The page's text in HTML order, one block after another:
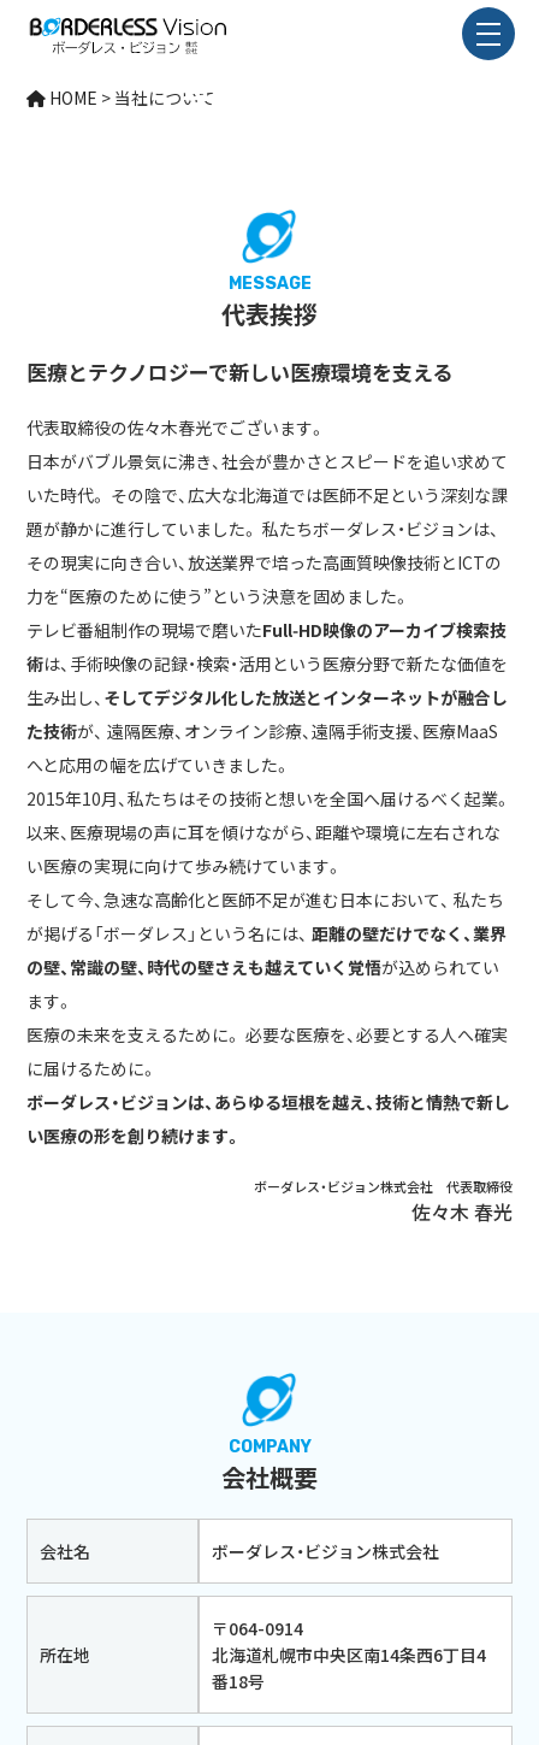
当社について
HOME > 当社について
MESSAGE
代表挨拶
医療とテクノロジーで新しい医療環境を支える
代表取締役の佐々木春光でございます。
日本がバブル景気に沸き、社会が豊かさとスピードを追い求めて
いた時代。 その陰で、広大な北海道では医師不足という深刻な課
題が静かに進行していました。 私たちボーダレス・ビジョンは、
その現実に向き合い、放送業界で培った高画質映像技術とICTの
力を“医療のために使う”という決意を固めました。
テレビ番組制作の現場で磨いたFull‑HD映像のアーカイブ検索技
術は、手術映像の記録・検索・活用という医療分野で新たな価値を
生み出し、 そしてデジタル化した放送とインターネットが融合し
た技術が、 遠隔医療、オンライン診療、遠隔手術支援、医療MaaS
へと応用の幅を広げていきました。
2015年10月、私たちはその技術と想いを全国へ届けるべく起業。
以来、医療現場の声に耳を傾けながら、距離や環境に左右されな
い医療の実現に向けて歩み続けています。
そして今、急速な高齢化と医師不足が進む日本において、 私たち
が掲げる「ボーダレス」という名には、 距離の壁だけでなく、業界
の壁、常識の壁、時代の壁さえも越えていく覚悟が込められてい
ます。
医療の未来を支えるために。 必要な医療を、必要とする人へ確実
に届けるために。
ボーダレス・ビジョンは、あらゆる垣根を越え、技術と情熱で新し
い医療の形を創り続けます。
ボーダレス・ビジョン株式会社 代表取締役
佐々木 春光
COMPANY
会社概要
会社名 ボーダレス・ビジョン株式会社
所在地
〒064-0914
北海道札幌市中央区南14条西6丁目4
番18号